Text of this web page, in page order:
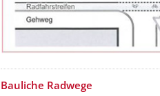
Bauliche Radwege